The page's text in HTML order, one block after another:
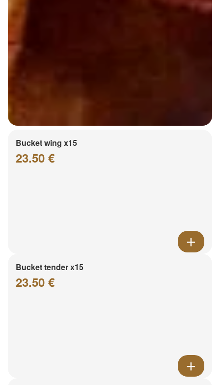
Bucket wing x15
23.50 €
Bucket tender x15
23.50 €